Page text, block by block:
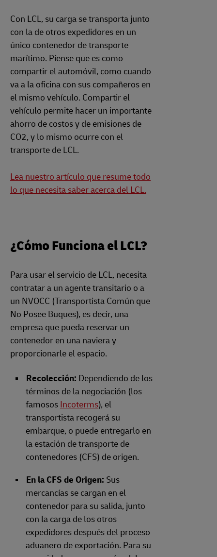
Con LCL, su carga se transporta junto
con la de otros expedidores en un
único contenedor de transporte
marítimo. Piense que es como
compartir el automóvil, como cuando
va a la oficina con sus compañeros en
el mismo vehículo. Compartir el
vehículo permite hacer un importante
ahorro de costos y de emisiones de
CO2, y lo mismo ocurre con el
transporte de LCL.
Lea nuestro artículo que resume todo
lo que necesita saber acerca del LCL.
¿Cómo Funciona el LCL?
Para usar el servicio de LCL, necesita
contratar a un agente transitario o a
un NVOCC (Transportista Común que
No Posee Buques), es decir, una
empresa que pueda reservar un
contenedor en una naviera y
proporcionarle el espacio.
Recolección: Dependiendo de los
términos de la negociación (los
famosos Incoterms), el
transportista recogerá su
embarque, o puede entregarlo en
la estación de transporte de
contenedores (CFS) de origen.
En la CFS de Origen: Sus
mercancías se cargan en el
contenedor para su salida, junto
con la carga de los otros
expedidores después del proceso
aduanero de exportación. Para su